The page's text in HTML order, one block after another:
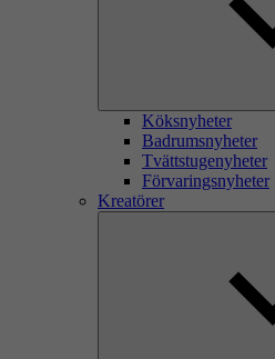
Köksnyheter
Badrumsnyheter
Tvättstugenyheter
Förvaringsnyheter
Kreatörer